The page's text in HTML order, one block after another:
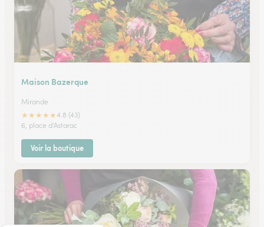
Maison Bazerque
Mirande
★★★★★4.8 (43)
6, place d'Astarac
Voir la boutique